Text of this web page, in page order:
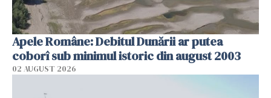
Apele Române: Debitul Dunării ar putea
coborî sub minimul istoric din august 2003
02 AUGUST 2026